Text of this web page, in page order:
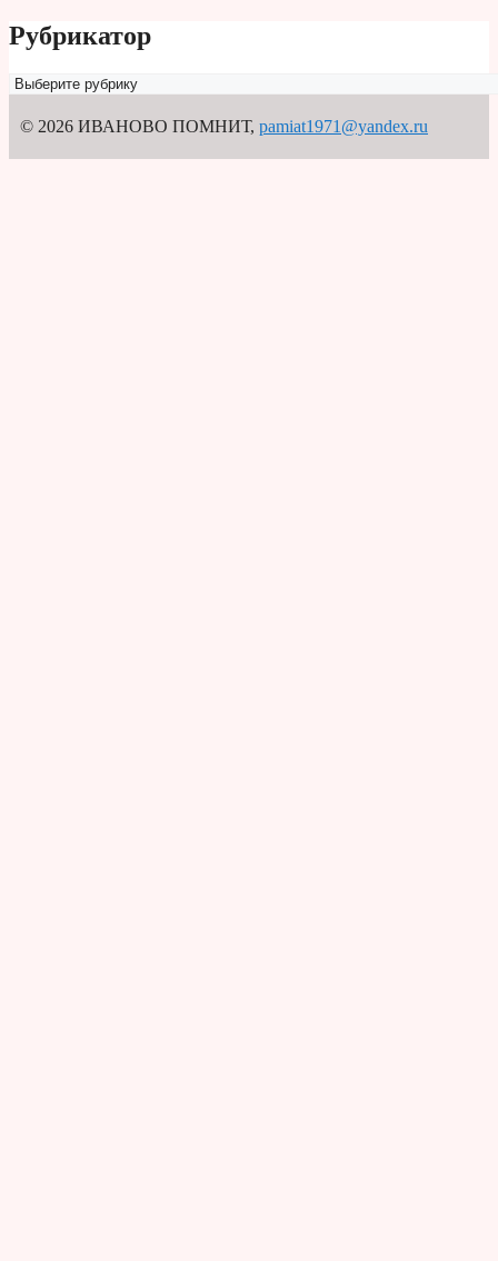
Рубрикатор
Рубрикатор
© 2026 ИВАНОВО ПОМНИТ, pamiat1971@yandex.ru